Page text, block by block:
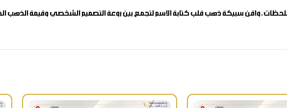
واقنِسبيكة ذهب قلب كتابة الاسم لتجمع بين روعة التصميم الشخصي وقيمة الذهب